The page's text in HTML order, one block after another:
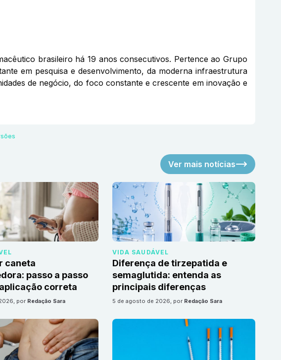
brasileiro há 19 anos consecutivos. Pertence ao Grupo
em pesquisa e desenvolvimento, da moderna infraestrutura
de negócio, do foco constante e crescente em inovação e
Ver mais notícias
caneta
passo a passo
correta
, por Redação Sara
VIDA SAUDÁVEL
Diferença de tirzepatida e
semaglutida: entenda as
principais diferenças
5 de agosto de 2026, por Redação Sara